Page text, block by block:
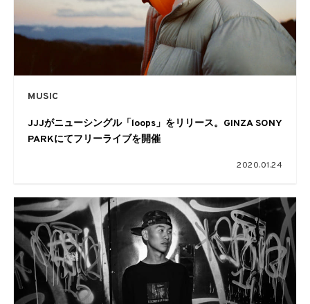
MUSIC
JJJがニューシングル「loops」をリリース。GINZA SONY
PARKにてフリーライブを開催
2020.01.24